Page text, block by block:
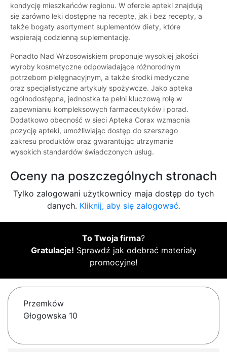
kondycję mieszkańców regionu. W ofercie apteki znajdują
się zarówno leki dostępne na receptę, jak i bez recepty, a
także bogaty asortyment suplementów diety, które
wspierają codzienną suplementację.
Ponadto Nad Wrzosowiskiem proponuje wysokiej jakości
wyroby kosmetyczne odpowiadające różnorodnym
potrzebom pielęgnacyjnym, a także środki medyczne
oraz specjalistyczne artykuły spożywcze. Jako apteka
ogólnodostępna, jednostka ta pełni kluczową rolę w
zapewnianiu kompleksowych farmaceutyków i porad.
Dodatkowo obecność w sieci Apteka Corax wzmacnia
pozycję apteki, umożliwiając dostęp do szerszego
zakresu produktów oraz gwarantując utrzymanie
wysokich standardów świadczonych usług.
Oceny na poszczególnych stronach
Tylko zalogowani użytkownicy maja dostęp do tych
danych. Kliknij, aby się zalogować.
To Twoja firma?
Gratulacje! Sprawdź jak odebrać materiały
promocyjne!
Przemków
Głogowska 10